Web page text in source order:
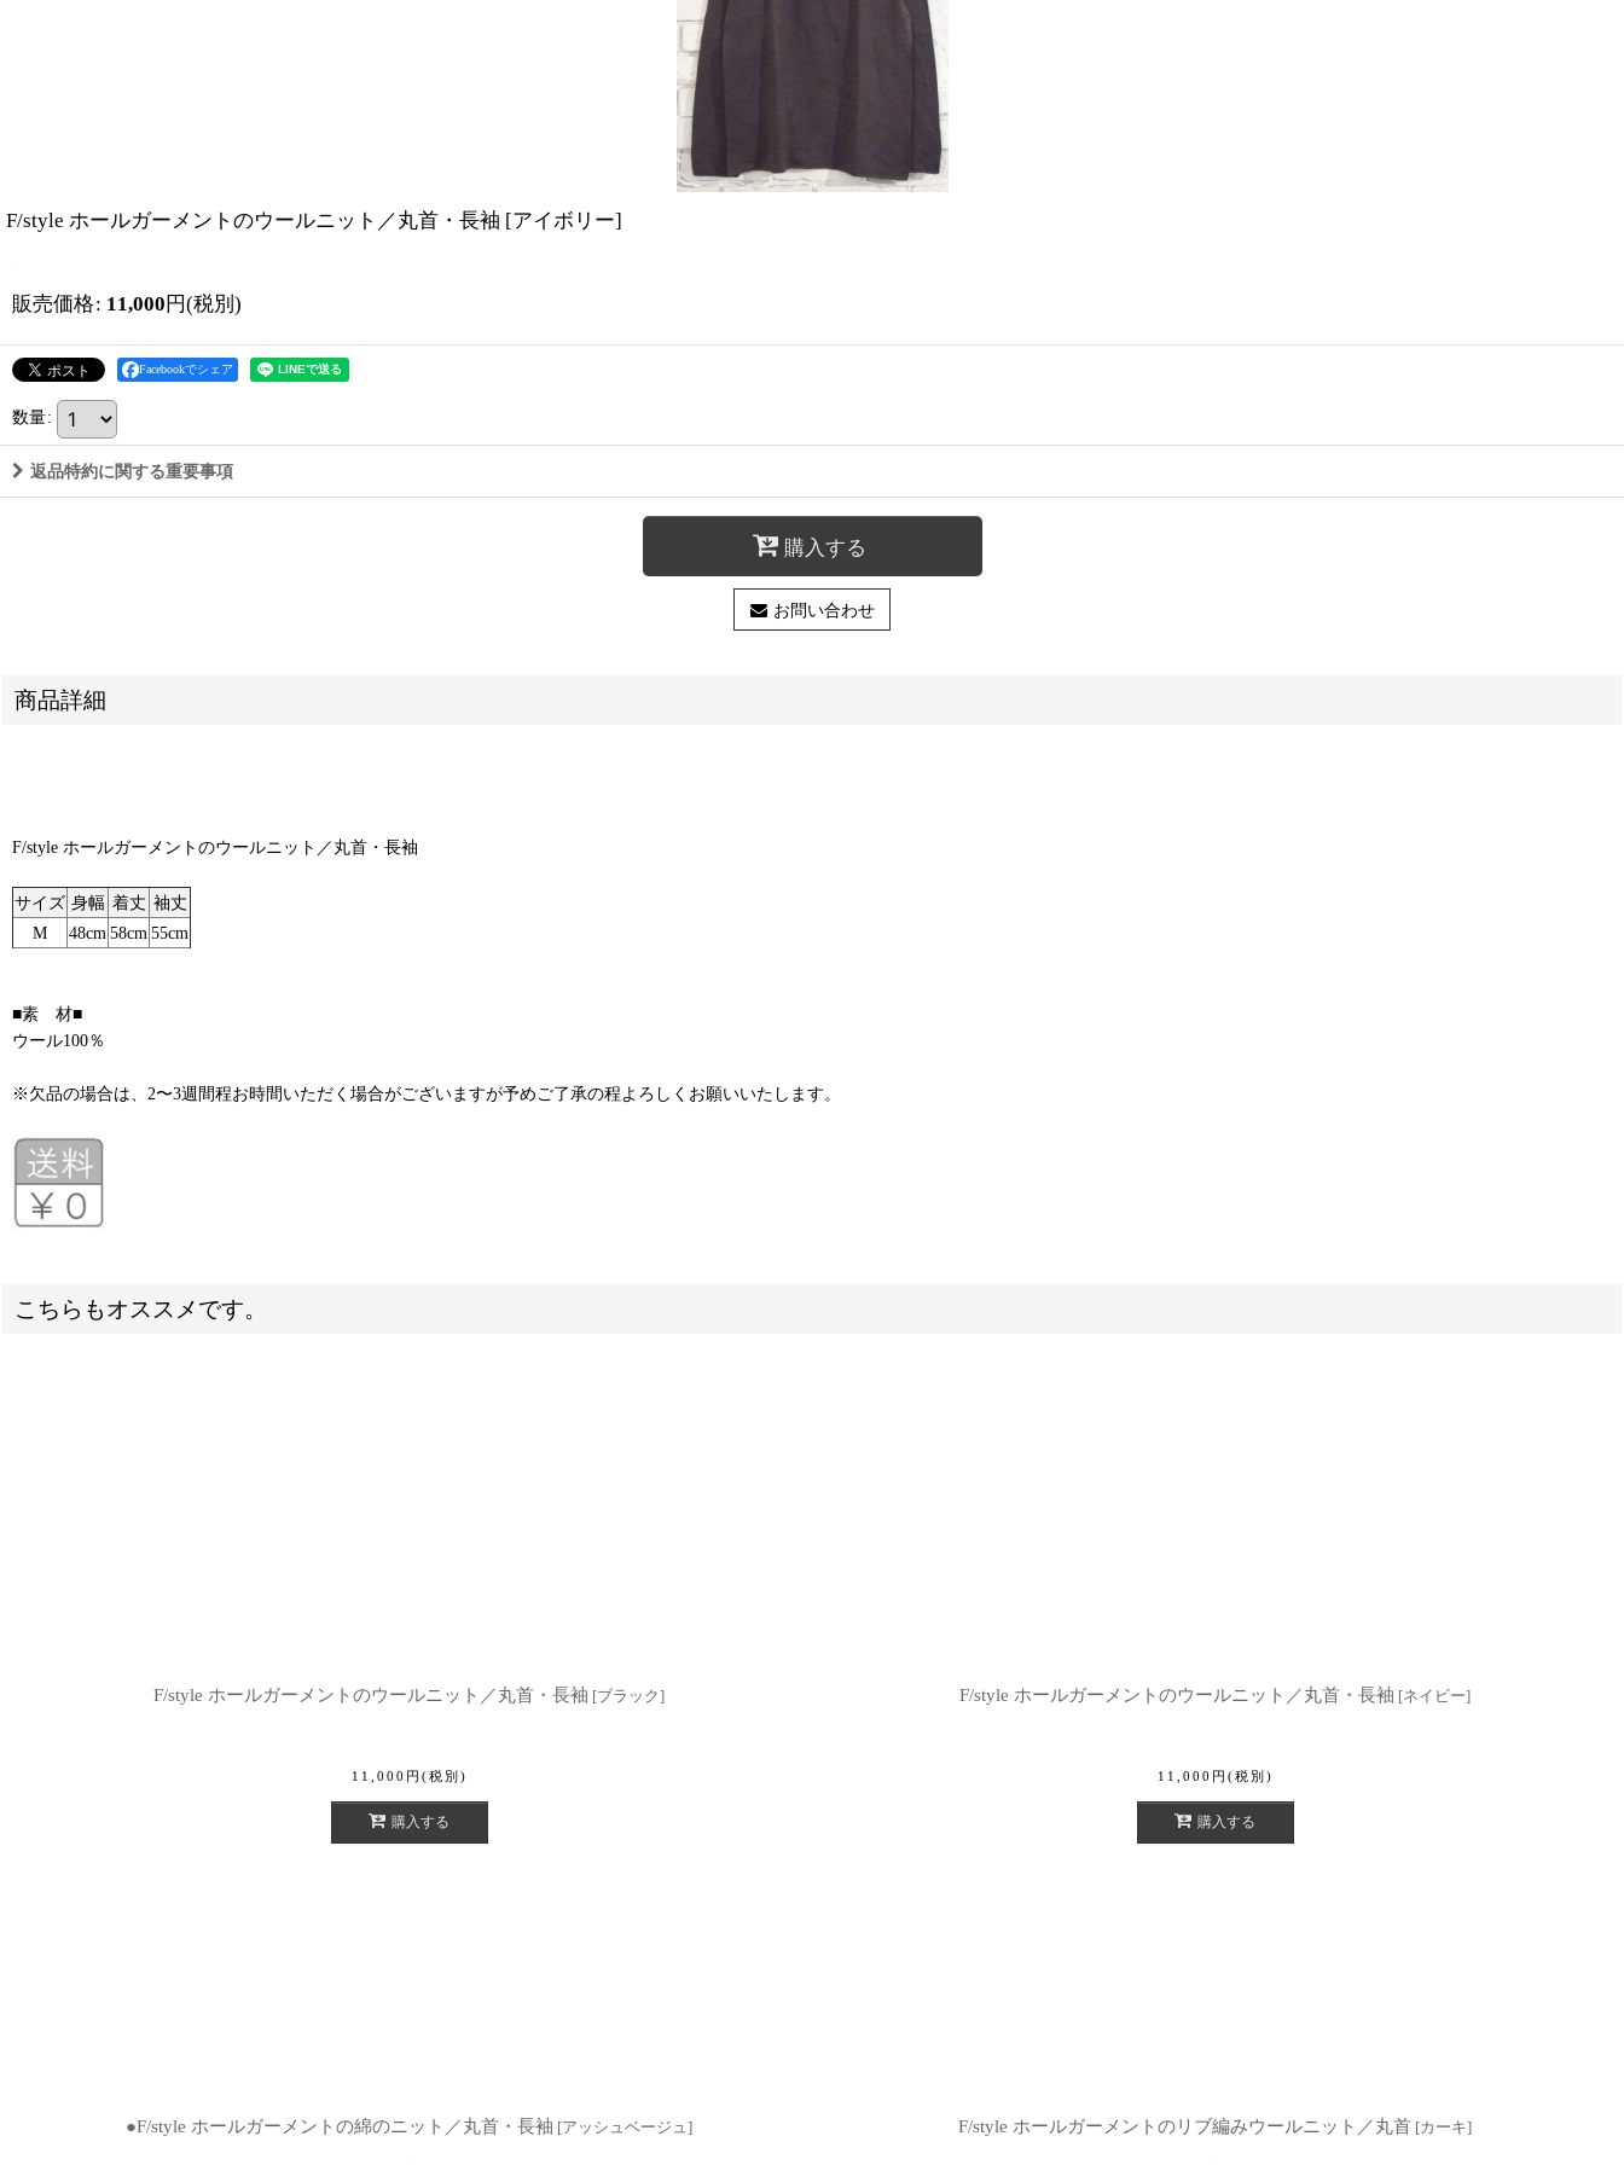
F/style ホールガーメントのウールニット／丸首・長袖 [アイボリー]
販売価格: 11,000 円(税別)
Facebookでシェア
数量:
返品特約に関する重要事項
購入する
お問い合わせ
商品詳細
F/style ホールガーメントのウールニット／丸首・長袖
サイズ 身幅 着丈 袖丈
M
48cm 58cm 55cm
■素 材■
ウール100％
※欠品の場合は、2〜3週間程お時間いただく場合がございますが予めご了承の程よろしくお願いいたします。
こちらもオススメです。
F/style ホールガーメントのウールニット／丸首・長袖 [ブラック]
11,000 円 (税別)
購入する
F/style ホールガーメントのウールニット／丸首・長袖 [ネイビー]
11,000 円 (税別)
購入する
●F/style ホールガーメントの綿のニット／丸首・長袖 [アッシュベージュ ] F/style ホールガーメントのリブ編みウールニット／丸首 [カーキ]